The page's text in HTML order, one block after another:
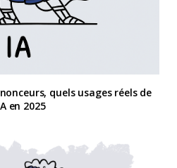
quels usages réels de
en 2025